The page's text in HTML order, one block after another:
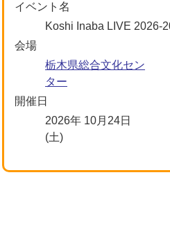
イベント名
Koshi Inaba LIVE 2026-
会場
栃木県総合文化セン
ター
開催日
2026年 10月24日
(土)